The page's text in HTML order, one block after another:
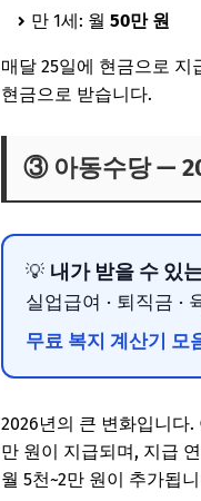
만 1세: 월 50만 원
매달 25일에 현금으로
현금으로 받습니다.
③ 아동수당 —
💡 내가 받을 수 있
실업급여 · 퇴직금 ·
무료 복지 계산기 모
2026년의 큰 변화입니다
만 원이 지급되며, 지급
월 5천~2만 원이 추가됩